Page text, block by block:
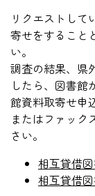
リクエストして
寄せをすること
い。
調査の結果、県
したら、図書館
館資料取寄せ申
またはファック
さい。
相互貸借図
相互貸借図